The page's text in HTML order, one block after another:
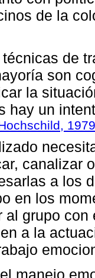
de la
de
son
la
hay un
1979
canalizar
a los
en los
al grupo
a la
manejo